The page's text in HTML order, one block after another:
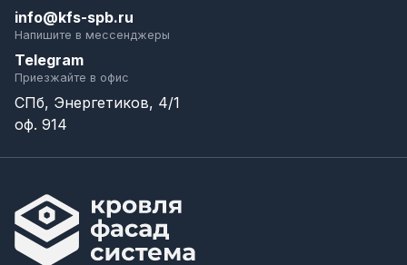
info@kfs-spb.ru
Напишите в мессенджеры
Telegram
Приезжайте в офис
СПб, Энергетиков, 4/1
оф. 914